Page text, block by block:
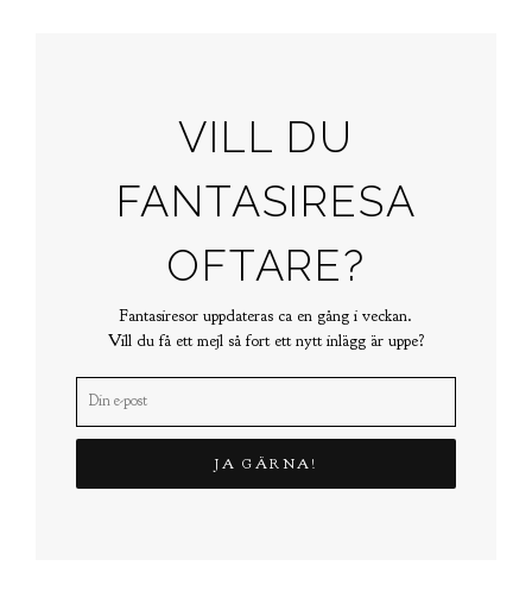
VILL DU
FANTASIRESA
OFTARE?
Fantasiresor uppdateras ca en gång i veckan.
Vill du få ett mejl så fort ett nytt inlägg är uppe?